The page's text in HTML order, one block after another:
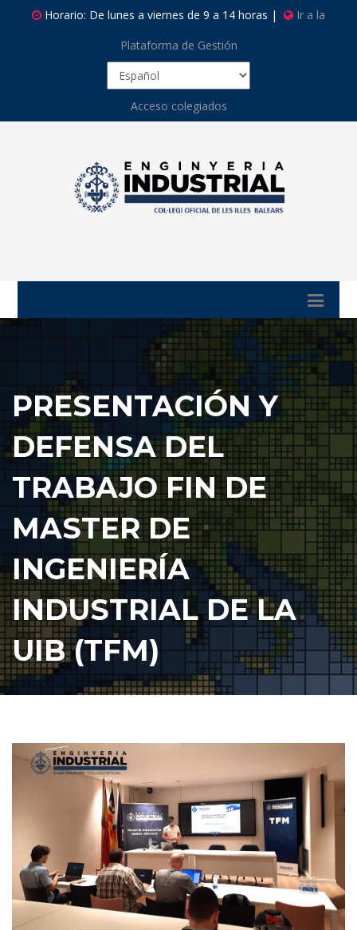
Horario: De lunes a viernes de 9 a 14 horas |
Ir a la
Plataforma de Gestión
Acceso colegiados
PRESENTACIÓN Y
DEFENSA DEL
TRABAJO FIN DE
MASTER DE
INGENIERÍA
INDUSTRIAL DE LA
UIB (TFM)